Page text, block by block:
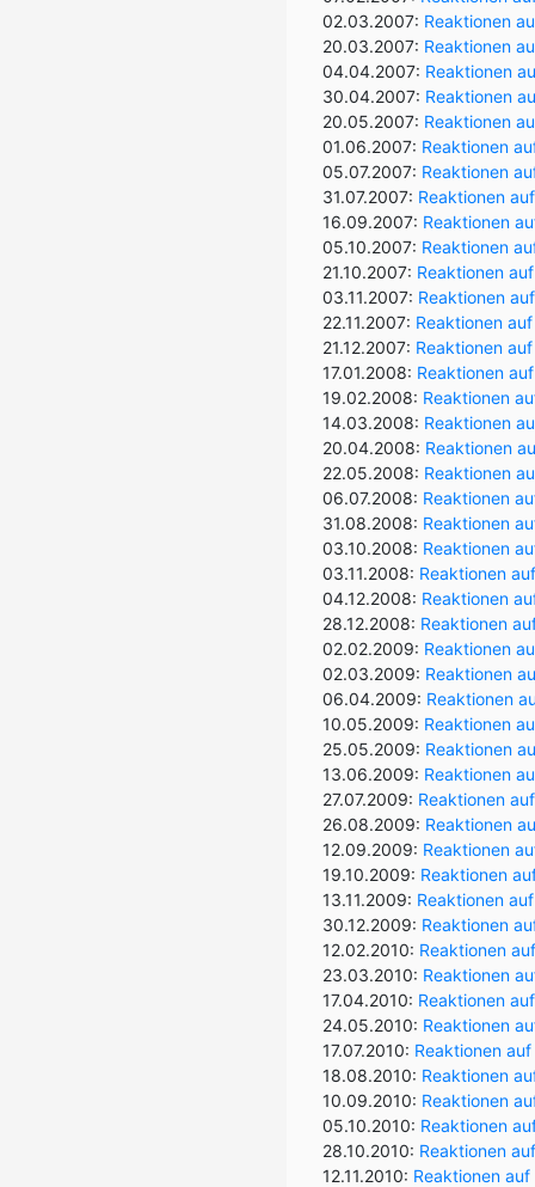
02.03.2007: Reaktionen
20.03.2007: Reaktionen
04.04.2007: Reaktionen
30.04.2007: Reaktionen
20.05.2007: Reaktionen
01.06.2007: Reaktionen
05.07.2007: Reaktionen
31.07.2007: Reaktionen
16.09.2007: Reaktionen
05.10.2007: Reaktionen
21.10.2007: Reaktionen
03.11.2007: Reaktionen
22.11.2007: Reaktionen
21.12.2007: Reaktionen
17.01.2008: Reaktionen
19.02.2008: Reaktionen
14.03.2008: Reaktionen
20.04.2008: Reaktionen
22.05.2008: Reaktionen
06.07.2008: Reaktionen
31.08.2008: Reaktionen
03.10.2008: Reaktionen
03.11.2008: Reaktionen
04.12.2008: Reaktionen
28.12.2008: Reaktionen
02.02.2009: Reaktionen
02.03.2009: Reaktionen
06.04.2009: Reaktionen
10.05.2009: Reaktionen
25.05.2009: Reaktionen
13.06.2009: Reaktionen
27.07.2009: Reaktionen
26.08.2009: Reaktionen
12.09.2009: Reaktionen
19.10.2009: Reaktionen
13.11.2009: Reaktionen
30.12.2009: Reaktionen
12.02.2010: Reaktionen
23.03.2010: Reaktionen
17.04.2010: Reaktionen
24.05.2010: Reaktionen
17.07.2010: Reaktionen
18.08.2010: Reaktionen
10.09.2010: Reaktionen
05.10.2010: Reaktionen
28.10.2010: Reaktionen
12.11.2010: Reaktionen